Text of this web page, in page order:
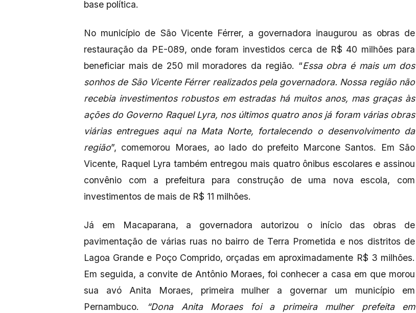
base política.
No município de São Vicente Férrer, a governadora inaugurou as obras de
restauração da PE-089, onde foram investidos cerca de R$ 40 milhões para
beneficiar mais de 250 mil moradores da região. “Essa obra é mais um dos
sonhos de São Vicente Férrer realizados pela governadora. Nossa região não
recebia investimentos robustos em estradas há muitos anos, mas graças às
ações do Governo Raquel Lyra, nos últimos quatro anos já foram várias obras
viárias entregues aqui na Mata Norte, fortalecendo o desenvolvimento da
região”, comemorou Moraes, ao lado do prefeito Marcone Santos. Em São
Vicente, Raquel Lyra também entregou mais quatro ônibus escolares e assinou
convênio com a prefeitura para construção de uma nova escola, com
investimentos de mais de R$ 11 milhões.
Já em Macaparana, a governadora autorizou o início das obras de
pavimentação de várias ruas no bairro de Terra Prometida e nos distritos de
Lagoa Grande e Poço Comprido, orçadas em aproximadamente R$ 3 milhões.
Em seguida, a convite de Antônio Moraes, foi conhecer a casa em que morou
sua avó Anita Moraes, primeira mulher a governar um município em
Pernambuco.
“Dona Anita Moraes foi a primeira mulher prefeita em